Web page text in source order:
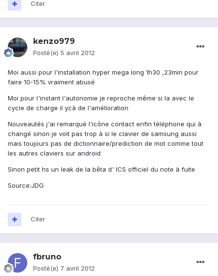
Citer
kenzo979
Posté(e) 5 avril 2012
Moi aussi pour l'installation hyper mega long 1h30 ,23min pour
faire 10-15% vraiment abusé
Moi pour l'instant l'autonomie je reproche même si la avec le
cycle de charge il ycà de l'amélioration
Nouveautés j'ai remarqué l'icône contact enfin téléphone qui à
changé sinon je voit pas trop à si le clavier de samsung aussi
mais toujours pas de dictionnaire/prediction de mot comme tout
les autres claviers sur android
Sinon petit hs un leak de la bêta d' ICS officiel du note à fuite
Source:JDG
Citer
fbruno
Posté(e) 7 avril 2012